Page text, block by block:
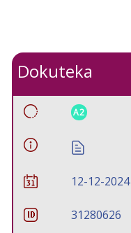
Dokuteka
A2
12-12-2024
31280626